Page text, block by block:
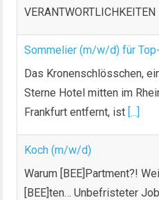
Sommelier (m/w/d) für
Das Kronenschlösschen,
Sterne Hotel mitten im
Frankfurt entfernt, ist [...]
Koch (m/w/d)
Warum [BEE]Partment?!
[BEE]ten… Unbefristeter